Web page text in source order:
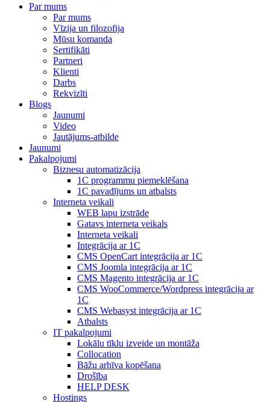
Par mums
Par mums
Vīzija un filozofija
Mūsu komanda
Sertifikāti
Partneri
Klienti
Darbs
Rekvizīti
Blogs
Jaunumi
Video
Jautājums-atbilde
Jaunumi
Pakalpojumi
Biznesu automatizācija
1С programmu piemeklēšana
1С pavadījums un atbalsts
Interneta veikali
WEB lapu izstrāde
Gatavs interneta veikals
Interneta veikali
Integrācija ar 1C
CMS OpenCart integrācija ar 1C
CMS Joomla integrācija ar 1C
CMS Magento integrācija ar 1C
CMS WooCommerce/Wordpress integrācija ar
1C
CMS Webasyst integrācija ar 1C
Atbalsts
IT pakalpojumi
Lokālu tīklu izveide un montāža
Collocation
Bāžu arhīva kopēšana
Drošība
HELP DESK
Hostings